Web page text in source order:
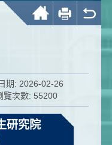
友善列印
期: 2026-02-26
覽次數: 55200
研究院